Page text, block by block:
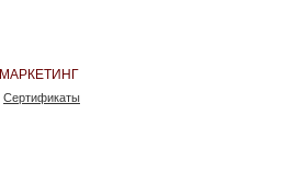
МАРКЕТИНГ
Сертификаты